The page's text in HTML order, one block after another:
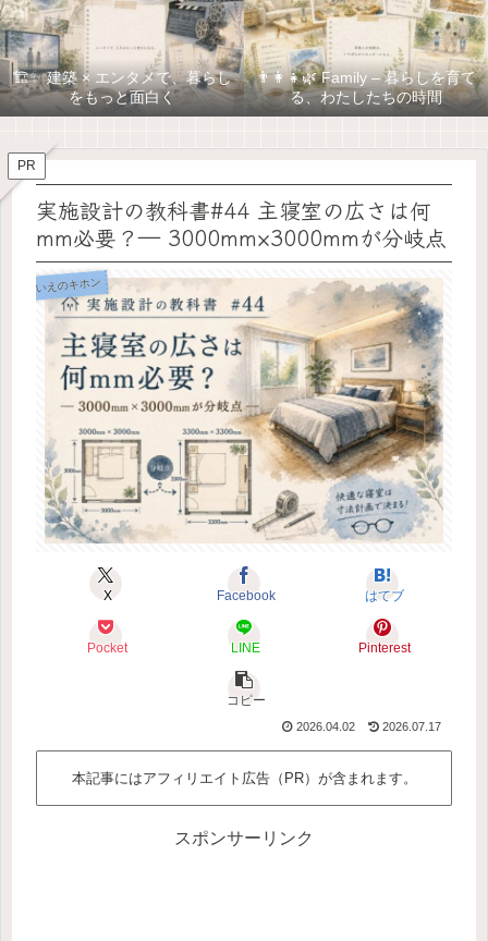
🏗️✨ 建築 × エンタメで、暮らし
をもっと面白く
👨‍👩‍👧🌿 Family – 暮らしを育て
る、わたしたちの時間
PR
実施設計の教科書#44 主寝室の広さは何
mm必要？― 3000mm×3000mmが分岐点
いえのキホン
X Facebook はてブ
Pocket LINE Pinterest
コピー
2026.04.02 2026.07.17
本記事にはアフィリエイト広告（PR）が含まれます。
スポンサーリンク